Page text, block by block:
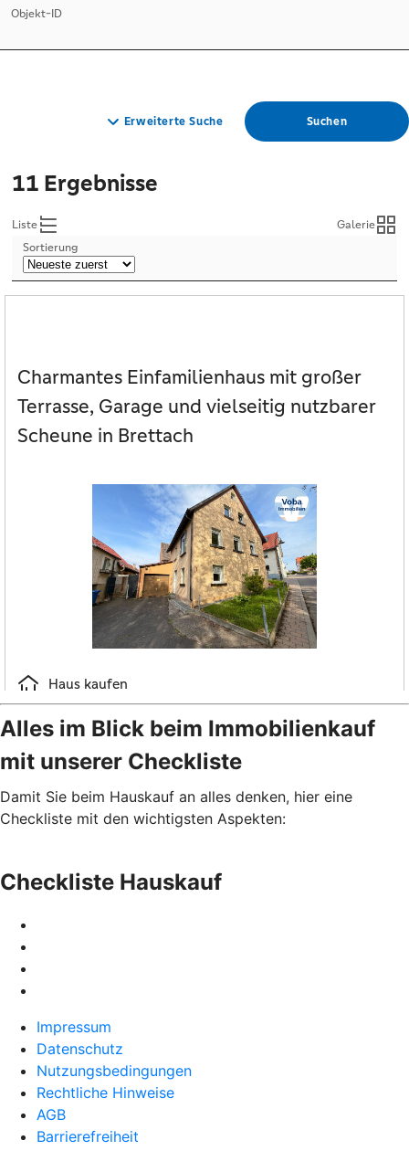
Alles im Blick beim Immobilienkauf
mit unserer Checkliste
Damit Sie beim Hauskauf an alles denken, hier eine
Checkliste mit den wichtigsten Aspekten:
Checkliste Hauskauf
Impressum
Datenschutz
Nutzungsbedingungen
Rechtliche Hinweise
AGB
Barrierefreiheit